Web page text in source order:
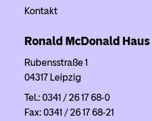
Kontakt
Ronald McDonald Haus
Rubensstraße 1
04317 Leipzig
Tel.: 0341 / 26 17 68-0
Fax: 0341 / 26 17 68-21